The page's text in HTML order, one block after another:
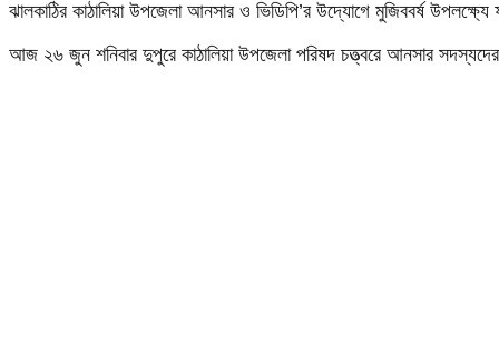
ঝালকাঠির কাঠালিয়া উপজেলা আনসার ও ভিডিপি’র উদ্যোগে মুজিববর্ষ
আজ ২৬ জুন শনিবার দুপুরে কাঠালিয়া উপজেলা পরিষদ চত্ত্বরে আনসার